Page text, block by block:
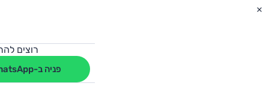
רוצים
פניה ב-WhatsApp